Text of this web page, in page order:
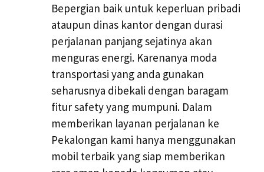
Bepergian baik untuk keperluan pribadi
ataupun dinas kantor dengan durasi
perjalanan panjang sejatinya akan
menguras energi. Karenanya moda
transportasi yang anda gunakan
seharusnya dibekali dengan baragam
fitur safety yang mumpuni. Dalam
memberikan layanan perjalanan ke
Pekalongan kami hanya menggunakan
mobil terbaik yang siap memberikan